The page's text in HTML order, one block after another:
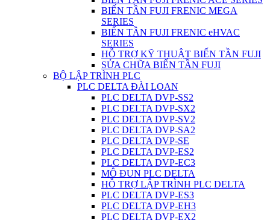
BIẾN TẦN FUJI FRENIC MEGA
SERIES
BIẾN TẦN FUJI FRENIC eHVAC
SERIES
HỖ TRỢ KỸ THUẬT BIẾN TẦN FUJI
SỬA CHỮA BIẾN TẦN FUJI
BỘ LẬP TRÌNH PLC
PLC DELTA ĐÀI LOAN
PLC DELTA DVP-SS2
PLC DELTA DVP-SX2
PLC DELTA DVP-SV2
PLC DELTA DVP-SA2
PLC DELTA DVP-SE
PLC DELTA DVP-ES2
PLC DELTA DVP-EC3
MÔ ĐUN PLC DELTA
HỖ TRỢ LẬP TRÌNH PLC DELTA
PLC DELTA DVP-ES3
PLC DELTA DVP-EH3
PLC DELTA DVP-EX2